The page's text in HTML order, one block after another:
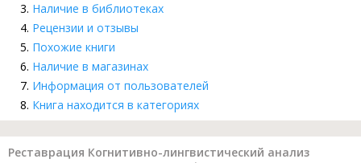
Наличие в библиотеках
Рецензии и отзывы
Похожие книги
Наличие в магазинах
Информация от пользователей
Книга находится в категориях
Реставрация Когнитивно-лингвистический анализ